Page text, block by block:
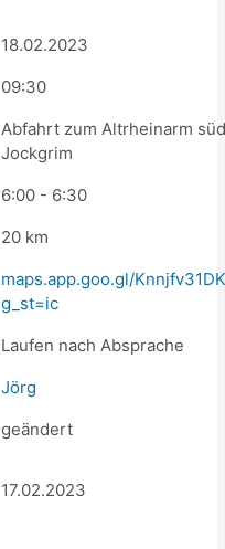
18.02.2023
09:30
Abfahrt zum Altrheinarm
Jockgrim
6:00 - 6:30
20 km
maps.app.goo.gl/
g_st=ic
Laufen nach Absprache
Jörg
geändert
17.02.2023